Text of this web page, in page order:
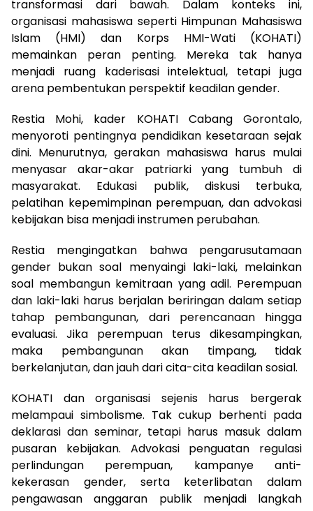
transformasi dari bawah. Dalam konteks ini,
organisasi mahasiswa seperti Himpunan Mahasiswa
Islam (HMI) dan Korps HMI-Wati (KOHATI)
memainkan peran penting. Mereka tak hanya
menjadi ruang kaderisasi intelektual, tetapi juga
arena pembentukan perspektif keadilan gender.
Restia Mohi, kader KOHATI Cabang Gorontalo,
menyoroti pentingnya pendidikan kesetaraan sejak
dini. Menurutnya, gerakan mahasiswa harus mulai
menyasar akar-akar patriarki yang tumbuh di
masyarakat. Edukasi publik, diskusi terbuka,
pelatihan kepemimpinan perempuan, dan advokasi
kebijakan bisa menjadi instrumen perubahan.
Restia mengingatkan bahwa pengarusutamaan
gender bukan soal menyaingi laki-laki, melainkan
soal membangun kemitraan yang adil. Perempuan
dan laki-laki harus berjalan beriringan dalam setiap
tahap pembangunan, dari perencanaan hingga
evaluasi. Jika perempuan terus dikesampingkan,
maka pembangunan akan timpang, tidak
berkelanjutan, dan jauh dari cita-cita keadilan sosial.
KOHATI dan organisasi sejenis harus bergerak
melampaui simbolisme. Tak cukup berhenti pada
deklarasi dan seminar, tetapi harus masuk dalam
pusaran kebijakan. Advokasi penguatan regulasi
perlindungan perempuan, kampanye anti-
kekerasan gender, serta keterlibatan dalam
pengawasan anggaran publik menjadi langkah